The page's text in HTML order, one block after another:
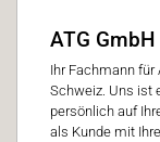
ATG GmbH
Ihr Fachmann für
Schweiz. Uns ist
persönlich auf
als Kunde mit